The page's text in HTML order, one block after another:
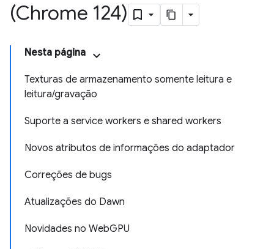
(Chrome 124)
Nesta página
Texturas de armazenamento somente leitura e
leitura/gravação
Suporte a service workers e shared workers
Novos atributos de informações do adaptador
Correções de bugs
Atualizações do Dawn
Novidades no WebGPU